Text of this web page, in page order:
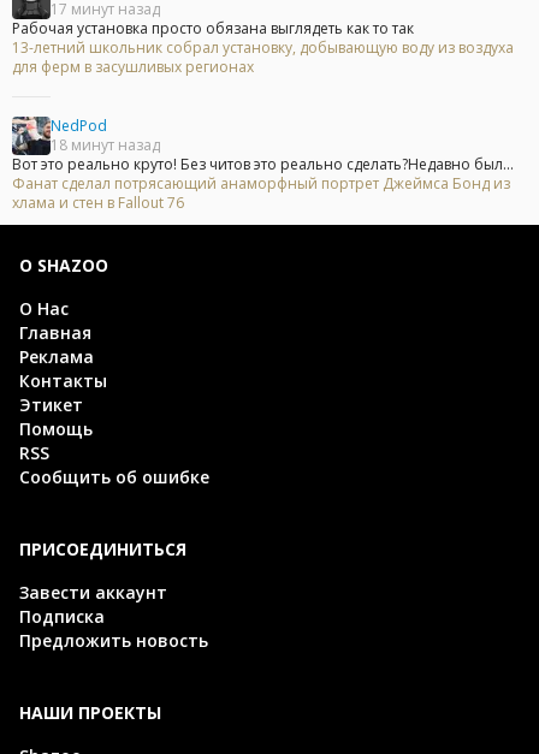
17 минут назад
Рабочая установка просто обязана выглядеть как то так
13-летний школьник собрал установку, добывающую воду из воздуха
для ферм в засушливых регионах
NedPod
18 минут назад
Вот это реально круто! Без читов это реально сделать?Недавно был...
Фанат сделал потрясающий анаморфный портрет Джеймса Бонд из
хлама и стен в Fallout 76
О SHAZOO
О Нас
Главная
Реклама
Контакты
Этикет
Помощь
RSS
Сообщить об ошибке
ПРИСОЕДИНИТЬСЯ
Завести аккаунт
Подписка
Предложить новость
НАШИ ПРОЕКТЫ